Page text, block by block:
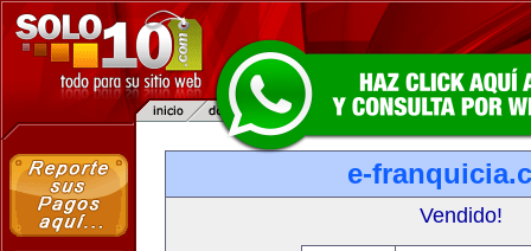
e-
Vendido!